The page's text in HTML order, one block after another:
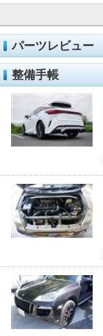
パーツレビュー
整備手帳